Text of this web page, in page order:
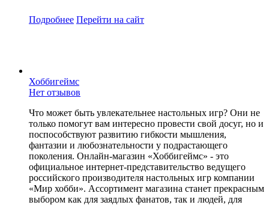
Подробнее Перейти на сайт
Хоббигеймс
Нет отзывов
Что может быть увлекательнее настольных игр? Они не
только помогут вам интересно провести свой досуг, но и
поспособствуют развитию гибкости мышления,
фантазии и любознательности у подрастающего
поколения. Онлайн-магазин «Хоббигеймс» - это
официальное интернет-представительство ведущего
российского производителя настольных игр компании
«Мир хобби». Ассортимент магазина станет прекрасным
выбором как для заядлых фанатов, так и людей, для